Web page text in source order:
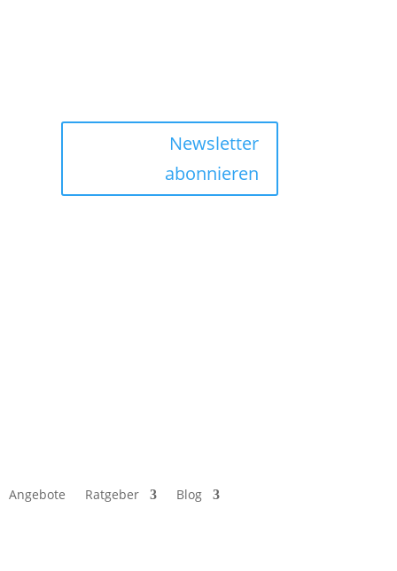
Newsletter
abonnieren
Angebote Ratgeber Blog